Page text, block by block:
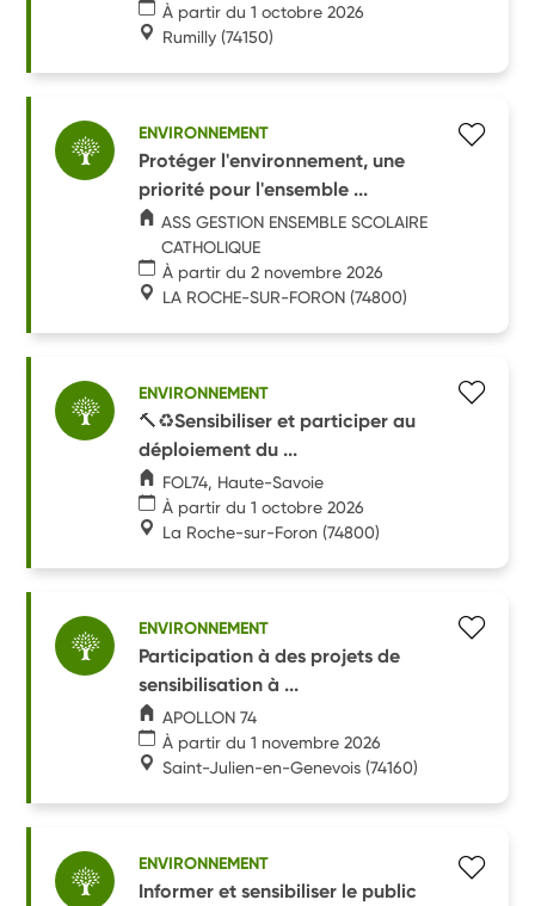
À partir du 1 octobre 2026
Rumilly (74150)
ENVIRONNEMENT
Protéger l'environnement, une
priorité pour l'ensemble ...
ASS GESTION ENSEMBLE SCOLAIRE
CATHOLIQUE
À partir du 2 novembre 2026
LA ROCHE-SUR-FORON (74800)
ENVIRONNEMENT
🔨♻️Sensibiliser et participer au
déploiement du ...
FOL74, Haute-Savoie
À partir du 1 octobre 2026
La Roche-sur-Foron (74800)
ENVIRONNEMENT
Participation à des projets de
sensibilisation à ...
APOLLON 74
À partir du 1 novembre 2026
Saint-Julien-en-Genevois (74160)
ENVIRONNEMENT
Informer et sensibiliser le public